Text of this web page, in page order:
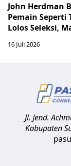
John Herdman
Pemain Seperti
Lolos Seleksi,
16 Juli 2026
Jl. Jend.
Kabupaten